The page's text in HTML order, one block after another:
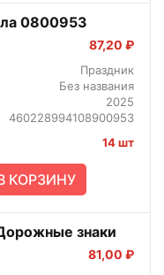
0800953
87,20 ₽
Праздник
Без названия
2025
460228994108900953
14 шт
КОРЗИНУ
знаки
81,00 ₽